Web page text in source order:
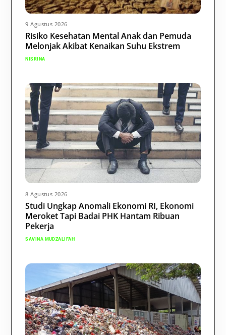
9 Agustus 2026
Risiko Kesehatan Mental Anak dan Pemuda
Melonjak Akibat Kenaikan Suhu Ekstrem
NISRINA
8 Agustus 2026
Studi Ungkap Anomali Ekonomi RI, Ekonomi
Meroket Tapi Badai PHK Hantam Ribuan
Pekerja
SAVINA MUDZALIFAH